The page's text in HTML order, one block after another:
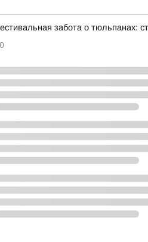
забота о тюльпанах: